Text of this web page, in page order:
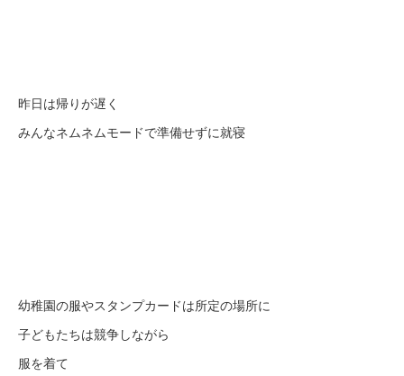
昨日は帰りが遅く
みんなネムネムモードで準備せずに就寝
幼稚園の服やスタンプカードは所定の場所に
子どもたちは競争しながら
服を着て